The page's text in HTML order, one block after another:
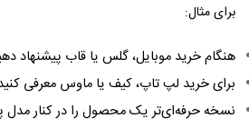
برای مثال:
هنگام خرید موبایل، گلس یا قاب پیشنهاد
برای خرید لپ‌ تاپ، کیف یا ماوس معرفی
نسخه حرفه‌ای‌تر یک محصول را در کنار مدل